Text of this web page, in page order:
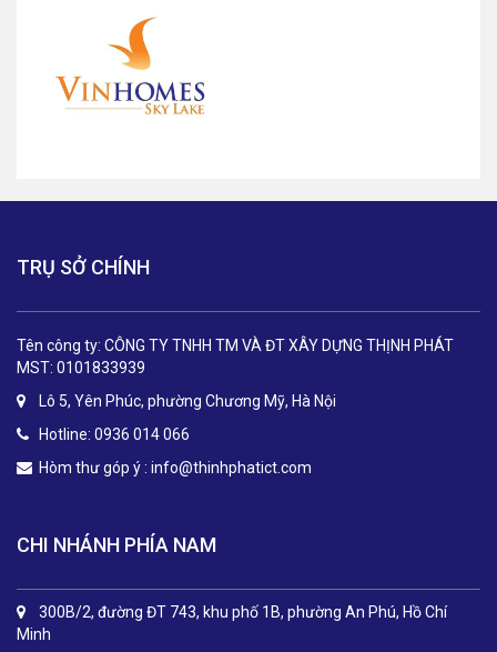
TRỤ SỞ CHÍNH
Tên công ty: CÔNG TY TNHH TM VÀ ĐT XÂY DỰNG THỊNH PHÁT
MST: 0101833939
Lô 5, Yên Phúc, phường Chương Mỹ, Hà Nội
Hotline: 0936 014 066
Hòm thư góp ý : info@thinhphatict.com
CHI NHÁNH PHÍA NAM
300B/2, đường ĐT 743, khu phố 1B, phường An Phú, Hồ Chí
Minh